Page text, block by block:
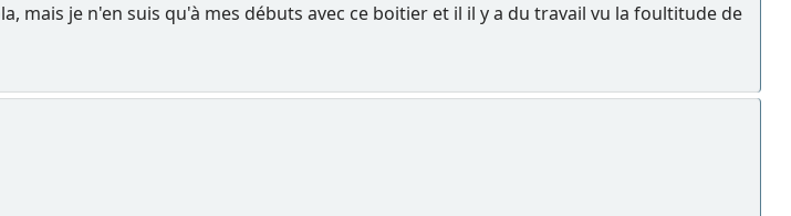
mais je n'en suis qu'à mes débuts avec ce boitier et il il y a du travail vu la foultitude de